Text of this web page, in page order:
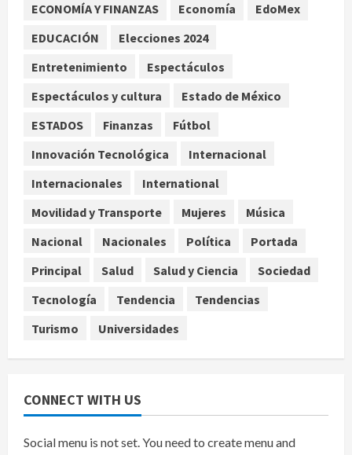
Desplome de la IA arrastra a fondos
4
Estudio en Science vincula el
consumo de fruta ancestral con la
agosto 7, 2026
Internacional
EE.UU. amplía revisión de redes
sociales para visados de periodistas
y ciertos ciudadanos de México y
agosto 7, 2026
ECONOMÍA Y FINANZAS Economía
EdoMex
EDUCACIÓN
Elecciones 2024
Entretenimiento
Espectáculos
Espectáculos y cultura
Estado de México
ESTADOS
Finanzas
Fútbol
Innovación Tecnológica
Internacional
Internacionales
International
Movilidad y Transporte
Mujeres
Música
Nacional
Nacionales Política
Portada
Principal
Salud Salud y Ciencia
Sociedad
Tecnología
Tendencia
Tendencias
Turismo
Universidades
CONNECT WITH US
Social menu is not set. You need to create menu and